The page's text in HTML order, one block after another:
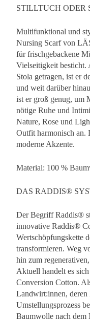
STILLTUCH ODER
Multifunktional und
Nursing Scarf von
für frischgebackene
Vielseitigkeit besticht.
Stola getragen, ist er
und weit darüber
ist er groß genug, um
nötige Ruhe und
Nature, Rose und
Outfit harmonisch an.
moderne Akzente.
Material: 100 %
DAS RADDIS®
Der Begriff Raddis®
innovative Raddis®
Wertschöpfungskette
transformieren. Weg
hin zum
Aktuell handelt es
Conversion Cotton.
Landwirt:innen, deren
Umstellungsprozess
Baumwolle nach dem